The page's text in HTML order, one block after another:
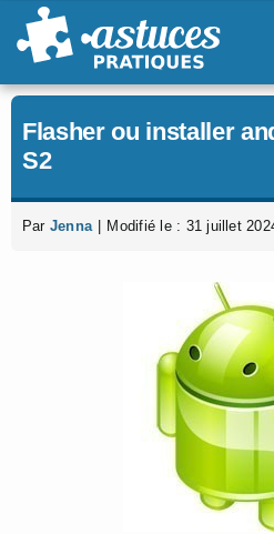
Passer
au
Flasher ou installer
S2
Par Jenna Modifié le : 31 juillet